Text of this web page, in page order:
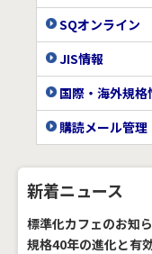
SQオンライン
JIS情報
国際・海外規格
購読メール管理
新着ニュース
標準化カフェのお知
規格40年の進化と有